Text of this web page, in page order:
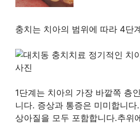
충치는 치아의 범위에 따라 4단
1단계는 치아의 가장 바깥쪽 층
니다. 증상과 통증은 미미합니
상아질을 모두 포함합니다.추위